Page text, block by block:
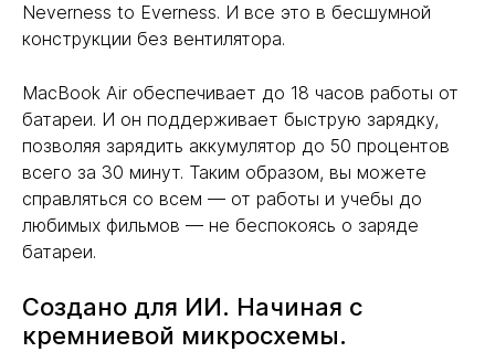
Neverness to Everness. И все это в бесшумной
конструкции без вентилятора.
MacBook Air обеспечивает до 18 часов работы от
батареи. И он поддерживает быструю зарядку,
позволяя зарядить аккумулятор до 50 процентов
всего за 30 минут. Таким образом, вы можете
справляться со всем — от работы и учебы до
любимых фильмов — не беспокоясь о заряде
батареи.
Создано для ИИ. Начиная с
кремниевой микросхемы.